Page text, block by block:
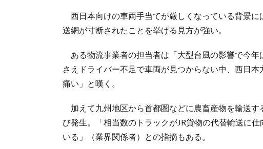
西日本向けの車両手当てが厳しくなっている背景
送網が寸断されたことを挙げる見方が強い。
ある物流事業者の担当者は「大型台風の影響で今
さえドライバー不足で車両が見つからない中、西日
痛い」と嘆く。
加えて九州地区から首都圏などに農畜産物を輸送す
び発生。「相当数のトラックがJR貨物の代替輸送に
いる」（業界関係者）との指摘もある。